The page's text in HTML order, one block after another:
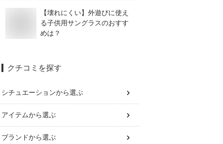
【壊れにくい】外遊びに使え
る子供用サングラスのおすす
めは？
クチコミを探す
シチュエーションから選ぶ
アイテムから選ぶ
ブランドから選ぶ